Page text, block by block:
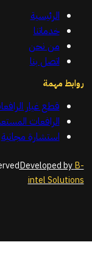
الرئيسية
خدماتنا
من نحن
اتصل بنا
روابط مهمة
قطع غيار
الرافعات
استشارة مجانية
Developed byB-
intel Solutions